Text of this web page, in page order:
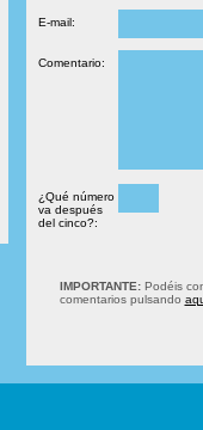
E-mail:
Comentario:
¿Qué número
va después
del cinco?:
IMPORTANTE:Podéis
comentarios pulsando